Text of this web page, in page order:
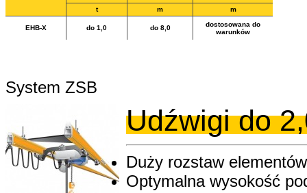
t
m m
EHB-X do 1,0 do 8,0
dostosowana do
warunków
System ZSB
Udźwigi do
Duży rozstaw
Optymalna wysokość